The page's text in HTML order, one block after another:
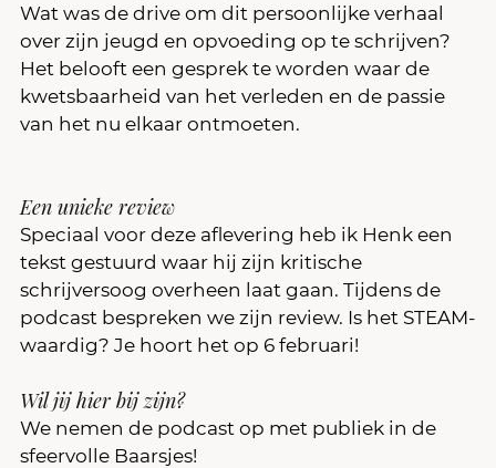
Wat was de drive om dit persoonlijke verhaal
over zijn jeugd en opvoeding op te schrijven?
Het belooft een gesprek te worden waar de
kwetsbaarheid van het verleden en de passie
van het nu elkaar ontmoeten.
Een unieke review
Speciaal voor deze aflevering heb ik Henk een
tekst gestuurd waar hij zijn kritische
schrijversoog overheen laat gaan. Tijdens de
podcast bespreken we zijn review. Is het STEAM-
waardig? Je hoort het op 6 februari!
Wil jij hier bij zijn?
We nemen de podcast op met publiek in de
sfeervolle Baarsjes!